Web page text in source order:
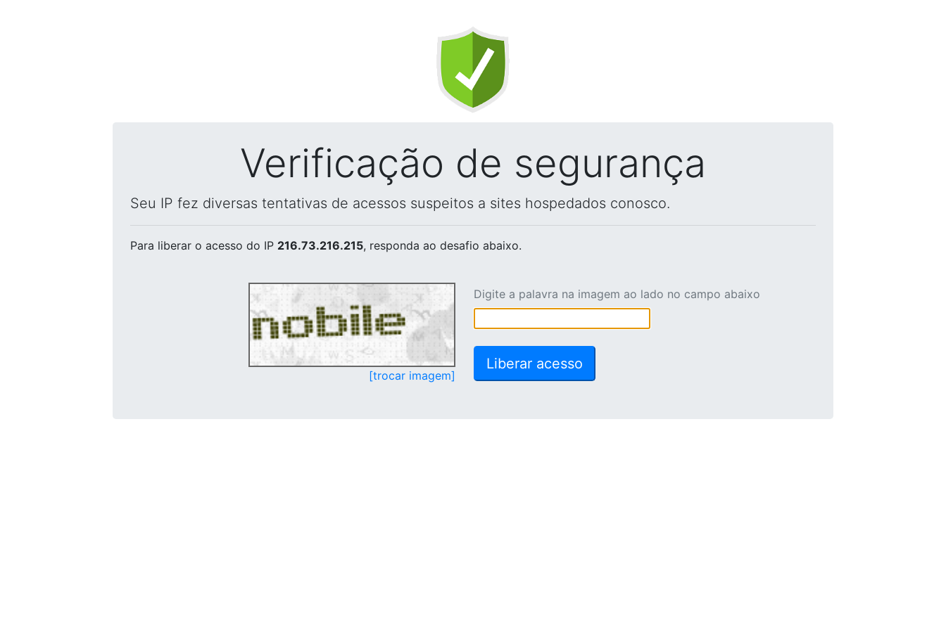
Verificação de segurança
Seu IP fez diversas tentativas de acessos suspeitos a sites hospedados conosco.
Para liberar o acesso do IP 216.73.216.215, responda ao desafio abaixo.
[trocar imagem]
Digite a palavra na imagem ao lado no campo abaixo